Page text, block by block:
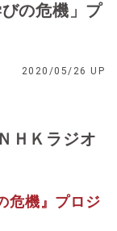
の危機」プ
2020/05/26 UP
ＨＫラジオ
危機』プロジ